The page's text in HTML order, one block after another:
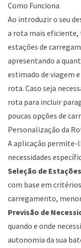
Como Funciona
Ao introduzir o seu
a rota mais eficiente,
estações de
apresentando a
estimado de viagem
rota. Caso seja
rota para incluir
poucas opções de
Personalização da
A aplicação permite-
necessidades
Seleção de Estações
com base em
carregamento,
Previsão de
quando e onde
autonomia da sua